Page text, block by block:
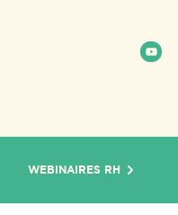
WEBINAIRES RH